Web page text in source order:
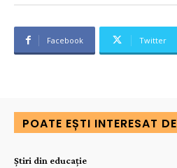
Facebook Twitter
POATE EȘTI INTERESAT DE
Știri din educație